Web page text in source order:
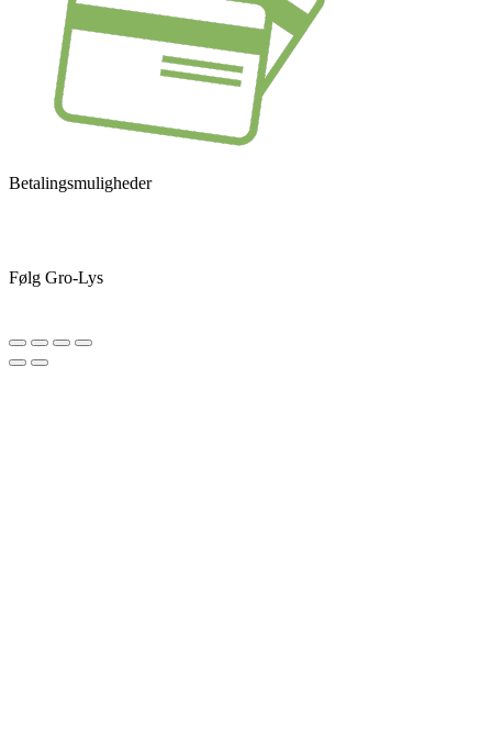
Betalingsmuligheder
Følg Gro-Lys